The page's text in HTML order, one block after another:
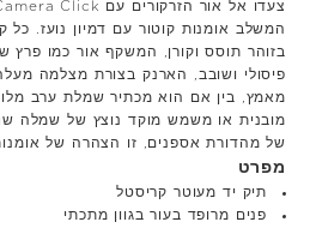
המשלב אומנות קוטור עם דמיון נועז. כל
בזוהר תוסס וקורן, המשקף אור כמו פרץ
פיסולי ושובב, הארנק בצורת מצלמה
מאמץ, בין אם הוא מכתיר שמלת ערב
מובנית או משמש מוקד נוצץ של שמלה
של מהדורת אספנים, זו הצהרה של
מפרט
תיק יד מעוטר קריסטל
פנים מרופד בעור בגוון מתכתי